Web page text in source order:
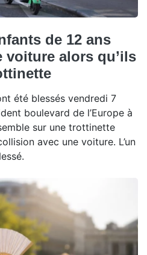
de 12 ans
voiture alors qu’ils
été blessés vendredi 7
boulevard de l’Europe à
sur une trottinette
avec une voiture. L’un